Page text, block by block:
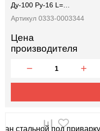
Ду-100 Ру-16 L=…
Артикул 0333-0003344
Цена
производителя